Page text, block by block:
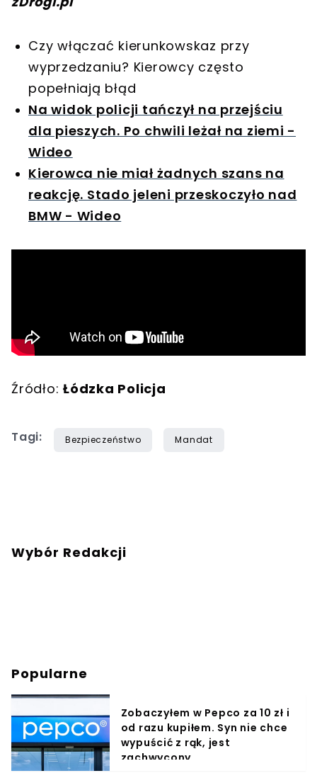
Czy włączać kierunkowskaz przy
wyprzedzaniu? Kierowcy często
popełniają błąd
Na widok policji tańczył na przejściu
dla pieszych. Po chwili leżał na ziemi -
Wideo
Kierowca nie miał żadnych szans na
reakcję. Stado jeleni przeskoczyło nad
BMW - Wideo
Źródło: Łódzka Policja
Tagi: Bezpieczeństwo Mandat
Wybór Redakcji
Popularne
Zobaczyłem w Pepco za 10 zł i
od razu kupiłem. Syn nie chce
wypuścić z rąk, jest
zachwycony